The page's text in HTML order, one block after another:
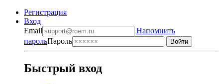
Регистрация
Вход
Email
Напомнить
парольПароль
Быстрый вход